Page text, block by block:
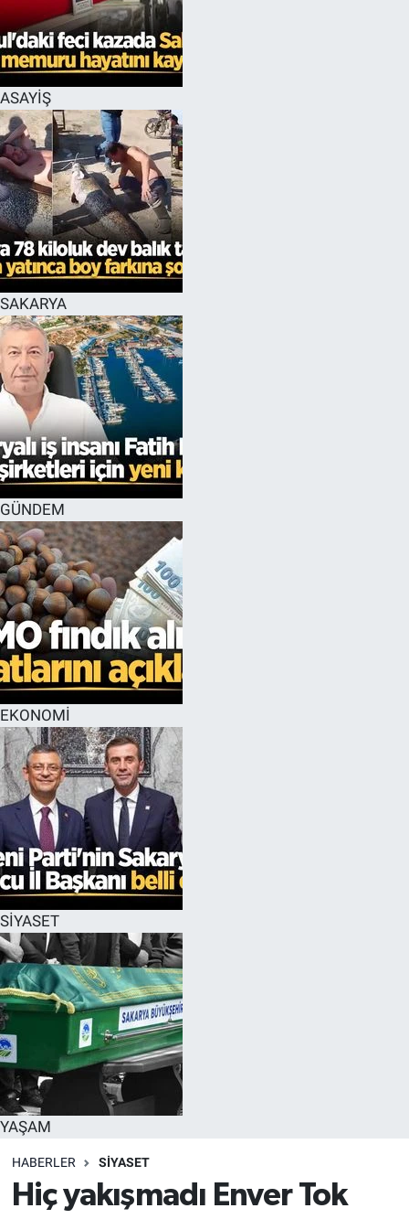
ASAYİŞ
SAKARYA
GÜNDEM
EKONOMİ
SİYASET
YAŞAM
HABERLER SİYASET
Hiç yakışmadı Enver Tok
EĞİTİM
MAGAZİN
ÖZEL HABER
HALK54 PANORAMA